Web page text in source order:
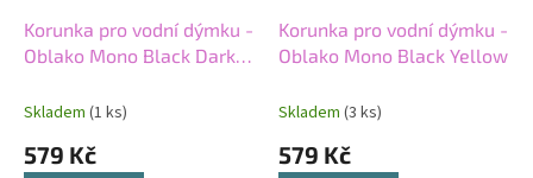
Korunka pro vodní dýmku -
Oblako Mono Black Dark
Skladem (1 ks)
579 Kč
Korunka pro vodní dýmku -
Oblako Mono Black Yellow
Skladem (3 ks)
579 Kč